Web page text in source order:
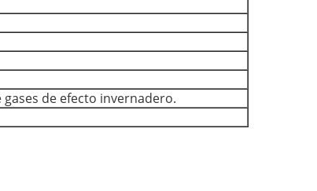
de efecto invernadero.